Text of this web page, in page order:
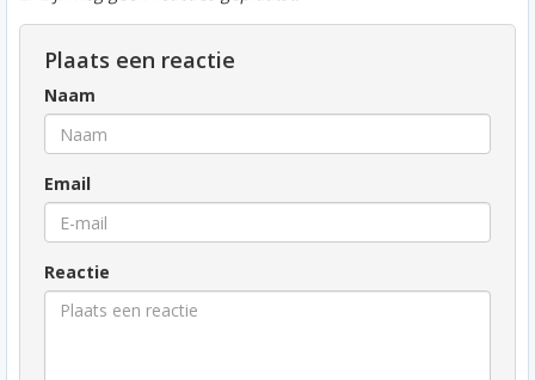
Plaats een reactie
Naam
Email
Reactie